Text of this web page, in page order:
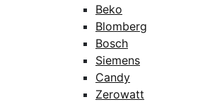
Beko
Blomberg
Bosch
Siemens
Candy
Zerowatt